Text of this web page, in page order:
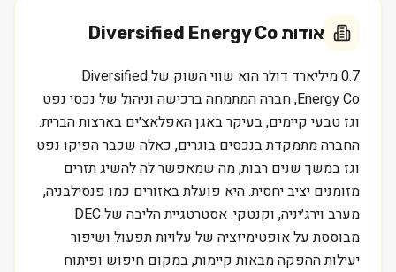
אודות Diversified Energy Co
0.7 מיליארד דולר הוא שווי השוק של Diversified
Energy Co, חברה המתמחה ברכישה וניהול של נכסי נפט
וגז טבעי קיימים, בעיקר באגן האפלאצ׳ים בארצות הברית.
החברה מתמקדת בנכסים בוגרים, כאלה שכבר הפיקו נפט
וגז במשך שנים רבות, מה שמאפשר לה להשיג תזרים
מזומנים יציב יחסית. היא פועלת באזורים כמו פנסילבניה,
מערב וירג׳יניה, וקנטקי. אסטרטגיית הליבה של DEC
מבוססת על אופטימיזציה של עלויות תפעול ושיפור
יעילות ההפקה מבאות קיימות, במקום חיפוש ופיתוח